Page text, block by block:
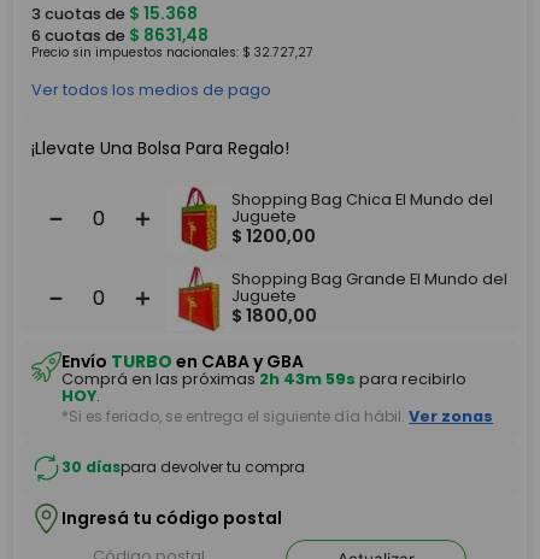
3 cuotas de $ 15.368
6 cuotas de $ 8631,48
Precio sin impuestos nacionales: $ 32.727,27
Ver todos los medios de pago
¡Llevate Una Bolsa Para Regalo!
＋
－
Shopping Bag Chica El Mundo del
Juguete
$ 1200,00
＋
－
Shopping Bag Grande El Mundo del
Juguete
$ 1800,00
Envío TURBO en CABA y GBA
Comprá en las próximas2h 43m 58s para recibirlo
*Si es feriado, se entrega el siguiente día hábil.
Actualizar